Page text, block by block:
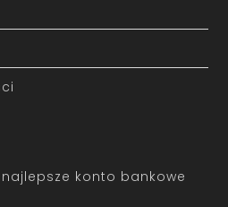
konto bankowe